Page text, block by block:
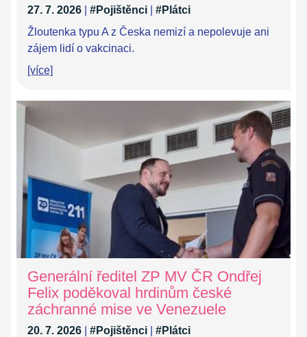
27. 7. 2026 #Pojištěnci
#Plátci
Žloutenka typu A z Česka nemizí a nepolevuje ani
zájem lidí o vakcinaci.
[více]
Generální ředitel ZP MV ČR Ondřej
Felix poděkoval hrdinům české
záchranné mise ve Venezuele
20. 7. 2026 #Pojištěnci
#Plátci